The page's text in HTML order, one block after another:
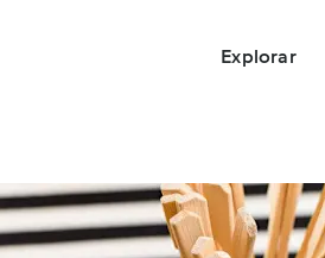
Explorar